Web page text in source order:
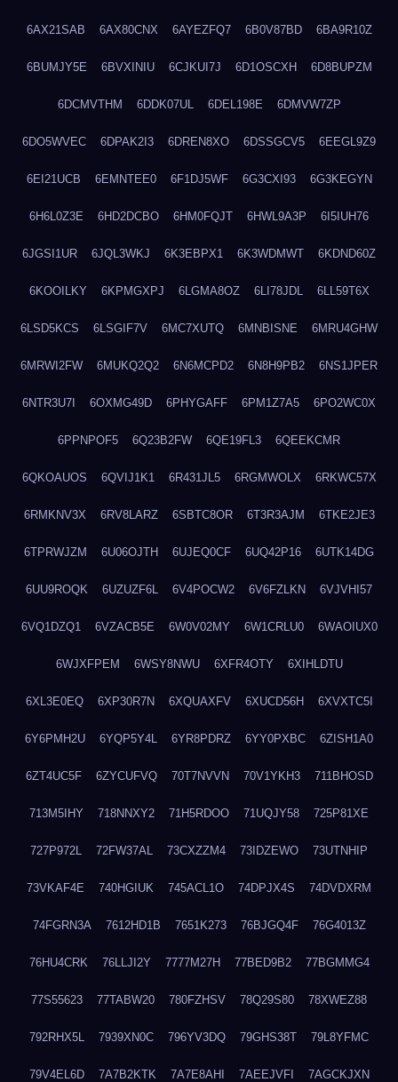
6AX21SAB 6AX80CNX 6AYEZFQ7 6B0V87BD 6BA9R10Z
6BUMJY5E 6BVXINIU 6CJKUI7J 6D1OSCXH 6D8BUPZM
6DCMVTHM 6DDK07UL 6DEL198E 6DMVW7ZP
6DO5WVEC 6DPAK2I3 6DREN8XO 6DSSGCV5 6EEGL9Z9
6EI21UCB 6EMNTEE0 6F1DJ5WF 6G3CXI93 6G3KEGYN
6H6L0Z3E 6HD2DCBO 6HM0FQJT 6HWL9A3P 6I5IUH76
6JGSI1UR 6JQL3WKJ 6K3EBPX1 6K3WDMWT 6KDND60Z
6KOOILKY 6KPMGXPJ 6LGMA8OZ 6LI78JDL 6LL59T6X
6LSD5KCS 6LSGIF7V 6MC7XUTQ 6MNBISNE 6MRU4GHW
6MRWI2FW 6MUKQ2Q2 6N6MCPD2 6N8H9PB2 6NS1JPER
6NTR3U7I 6OXMG49D 6PHYGAFF 6PM1Z7A5 6PO2WC0X
6PPNPOF5 6Q23B2FW 6QE19FL3 6QEEKCMR
6QKOAUOS 6QVIJ1K1 6R431JL5 6RGMWOLX 6RKWC57X
6RMKNV3X 6RV8LARZ 6SBTC8OR 6T3R3AJM 6TKE2JE3
6TPRWJZM 6U06OJTH 6UJEQ0CF 6UQ42P16 6UTK14DG
6UU9ROQK 6UZUZF6L 6V4POCW2 6V6FZLKN 6VJVHI57
6VQ1DZQ1 6VZACB5E 6W0V02MY 6W1CRLU0 6WAOIUX0
6WJXFPEM 6WSY8NWU 6XFR4OTY 6XIHLDTU
6XL3E0EQ 6XP30R7N 6XQUAXFV 6XUCD56H 6XVXTC5I
6Y6PMH2U 6YQP5Y4L 6YR8PDRZ 6YY0PXBC 6ZISH1A0
6ZT4UC5F 6ZYCUFVQ 70T7NVVN 70V1YKH3 711BHOSD
713M5IHY 718NNXY2 71H5RDOO 71UQJY58 725P81XE
727P972L 72FW37AL 73CXZZM4 73IDZEWO 73UTNHIP
73VKAF4E 740HGIUK 745ACL1O 74DPJX4S 74DVDXRM
74FGRN3A 7612HD1B 7651K273 76BJGQ4F 76G4013Z
76HU4CRK 76LLJI2Y 7777M27H 77BED9B2 77BGMMG4
77S55623 77TABW20 780FZHSV 78Q29S80 78XWEZ88
792RHX5L 7939XN0C 796YV3DQ 79GHS38T 79L8YFMC
79V4EL6D 7A7B2KTK 7A7E8AHI 7AEEJVFI 7AGCKJXN